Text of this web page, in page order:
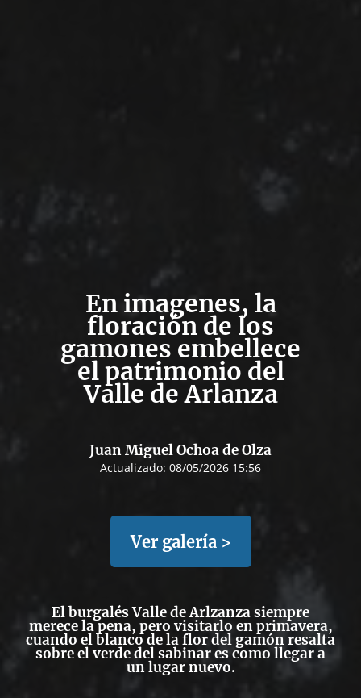
En imagenes, la
floración de los
gamones embellece
el patrimonio del
Valle de Arlanza
Juan Miguel Ochoa de Olza
Actualizado: 08/05/2026 15:56
Ver galería >
El burgalés Valle de Arlzanza siempre
merece la pena, pero visitarlo en primavera,
cuando el blanco de la flor del gamón resalta
sobre el verde del sabinar es como llegar a
un lugar nuevo.